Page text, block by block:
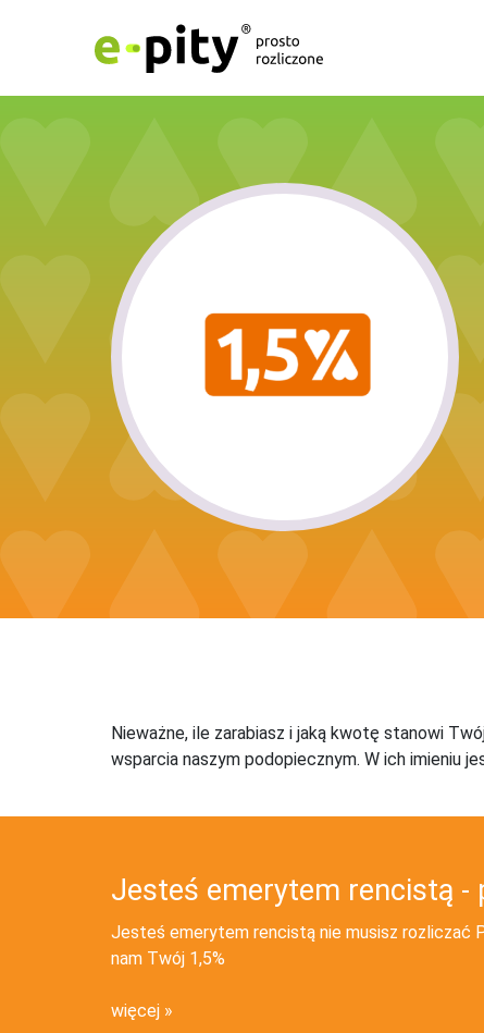
Nieważne, ile zarabiasz i jaką kwotę stanowi
wsparcia naszym podopiecznym. W ich imieniu
Jesteś emerytem rencistą -
Jesteś emerytem rencistą nie musisz rozliczać
nam Twój 1,5%
więcej